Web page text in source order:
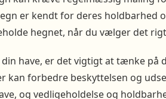
er kendt for deres holdbarhed
hegnet, når du vælger det
have, er det vigtigt at tænke på
forbedre beskyttelsen og
og vedligeholdelse og